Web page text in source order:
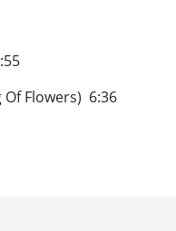
Flowers) 6:36